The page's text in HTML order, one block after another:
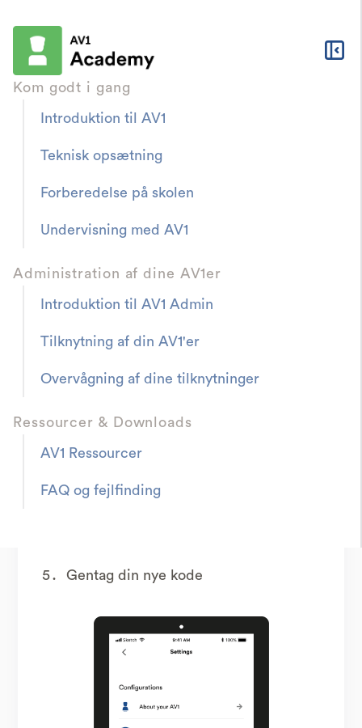
Kom godt i gang
Introduktion til AV1
Teknisk opsætning
Forberedelse på skolen
Undervisning med AV1
Administration af dine AV1er
Introduktion til AV1 Admin
Tilknytning af din AV1'er
Overvågning af dine tilknytninger
Ressourcer & Downloads
AV1 Ressourcer
FAQ og fejlfinding
Hjælp FAQ og fejlfinding
Hvordan ændrer jeg
kode?
Indtast den gamle kode
Gentag din nye kode